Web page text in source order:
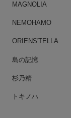
MAGNOLIA
NEMOHAMO
ORIENS'TELLA
島の記憶
杉乃精
トキノハ